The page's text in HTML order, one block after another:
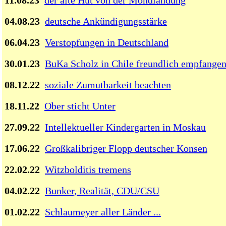
04.08.23 deutsche Ankündigungsstärke
06.04.23 Verstopfungen in Deutschland
30.01.23 BuKa Scholz in Chile freundlich empfangen
08.12.22 soziale Zumutbarkeit beachten
18.11.22 Ober sticht Unter
27.09.22 Intellektueller Kindergarten in Moskau
17.06.22 Großkalibriger Flopp deutscher Konsen
22.02.22 Witzbolditis tremens
04.02.22 Bunker, Realität, CDU/CSU
01.02.22 Schlaumeyer aller Länder ...